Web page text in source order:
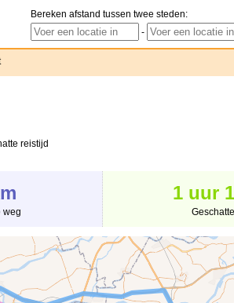
Bereken afstand tussen twee steden:
-
reistijd
weg
1 uur